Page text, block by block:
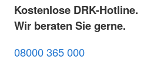
Kostenlose DRK-Hotline.
Wir beraten Sie gerne.
08000 365 000